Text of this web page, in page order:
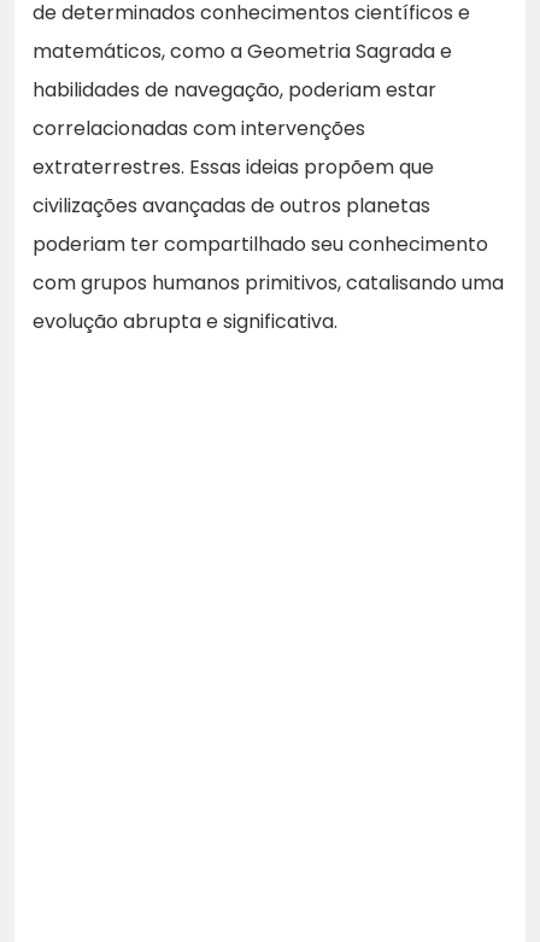
de determinados conhecimentos científicos e
matemáticos, como a Geometria Sagrada e
habilidades de navegação, poderiam estar
correlacionadas com intervenções
extraterrestres. Essas ideias propõem que
civilizações avançadas de outros planetas
poderiam ter compartilhado seu conhecimento
com grupos humanos primitivos, catalisando uma
evolução abrupta e significativa.